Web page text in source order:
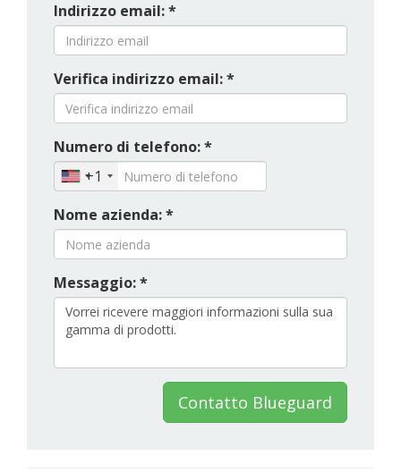
Indirizzo email: *
Verifica indirizzo email: *
Numero di telefono: *
+1
Nome azienda: *
Messaggio: *
Contatto Blueguard